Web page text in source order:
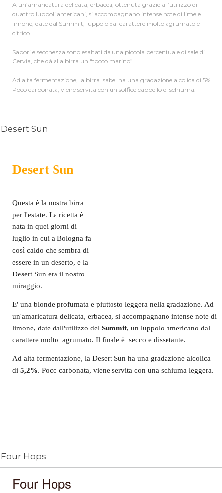
A un’amaricatura delicata, erbacea, ottenuta grazie all’utilizzo di
quattro luppoli americani, si accompagnano intense note di lime e
limone, date dal Summit, luppolo dal carattere molto agrumato e
citrico.
Sapori e secchezza sono esaltati da una piccola percentuale di sale di
Cervia, che dà alla birra un “tocco marino”.
Ad alta fermentazione, la birra Isabel ha una gradazione alcolica di 5%.
Poco carbonata, viene servita con un soffice cappello di schiuma.
Desert Sun
Desert Sun
Questa è la nostra birra
per l'estate. La ricetta è
nata in quei giorni di
luglio in cui a Bologna fa
così caldo che sembra di
essere in un deserto, e la
Desert Sun era il nostro
miraggio.
E' una blonde profumata e piuttosto leggera nella gradazione. Ad
un'amaricatura delicata, erbacea, si accompagnano intense note di
limone, date dall'utilizzo del Summit, un luppolo americano dal
carattere molto agrumato. Il finale è secco e dissetante.
Ad alta fermentazione, la Desert Sun ha una gradazione alcolica
di 5,2%. Poco carbonata, viene servita con una schiuma leggera.
Four Hops
Four Hops